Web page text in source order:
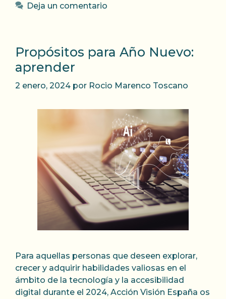
Deja un comentario
Propósitos para Año Nuevo:
aprender
2 enero, 2024 por Rocio Marenco Toscano
Para aquellas personas que deseen explorar,
crecer y adquirir habilidades valiosas en el
ámbito de la tecnología y la accesibilidad
digital durante el 2024, Acción Visión España os